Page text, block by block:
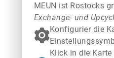
MEUN ist Rostocks
Exchange- und
Konfigurier die
Klick in die Karte